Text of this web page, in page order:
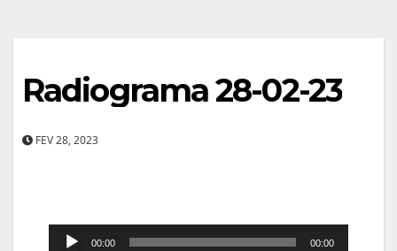
Radiograma 28-02-23
FEV 28, 2023
Reprodutor
00:00 00:00